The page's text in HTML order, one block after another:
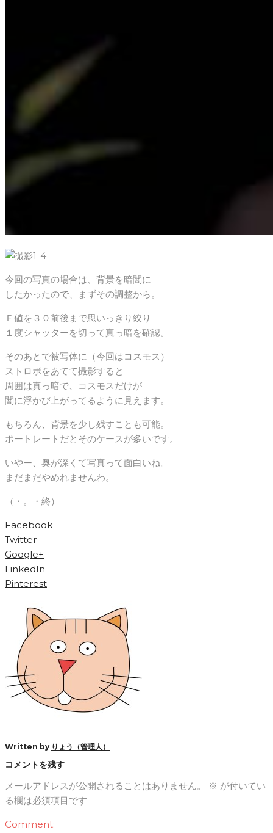
今回の写真の場合は、背景を暗闇に
したかったので、まずその調整から。
Ｆ値を３０前後まで思いっきり絞り
１度シャッターを切って真っ暗を確認。
そのあとで被写体に（今回はコスモス）
ストロボをあてて撮影すると
周囲は真っ暗で、コスモスだけが
闇に浮かび上がってるように見えます。
もちろん、背景を少し残すことも可能。
ポートレートだとそのケースが多いです。
いやー、奥が深くて写真って面白いね。
まだまだやめれませんわ。
（・。・終）
Facebook
Twitter
Google+
LinkedIn
Pinterest
Written by りょう（管理人）
コメントを残す
メールアドレスが公開されることはありません。 ※ が付いてい
る欄は必須項目です
Comment: